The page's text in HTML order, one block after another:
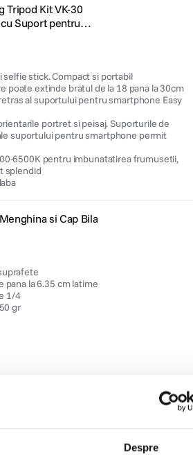
Despre
Tripod Kit VK-30
Suport pentru
stick. Compact si portabil
poate extinde bratul de la 18 pana la 30cm
al suportului pentru smartphone Easy
portret si peisaj. Suporturile de
suportului pentru smartphone permit
6500K pentru imbunatatirea frumusetii,
splendid
si Cap Bila
pana la 6.35 cm latime
1/4
gr